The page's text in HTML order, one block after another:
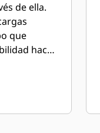
de ella.
que
hacia